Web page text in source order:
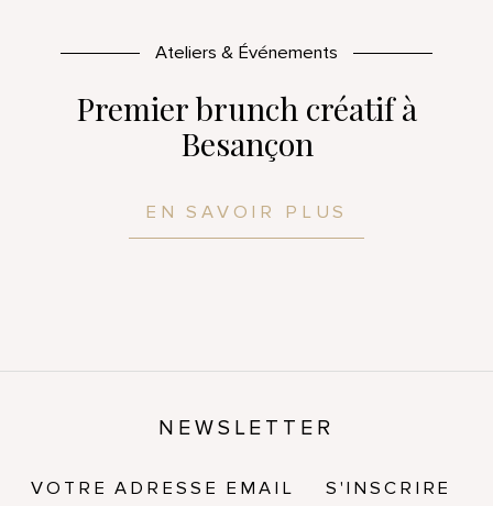
Ateliers & Événements
Premier brunch créatif à
Besançon
EN SAVOIR PLUS
NEWSLETTER
S'INSCRIRE